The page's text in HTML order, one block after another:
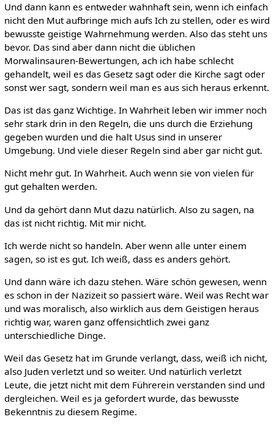
Und dann kann es entweder wahnhaft sein, wenn ich einfach
nicht den Mut aufbringe mich aufs Ich zu stellen, oder es wird
bewusste geistige Wahrnehmung werden. Also das steht uns
bevor. Das sind aber dann nicht die üblichen
Morwalinsauren-Bewertungen, ach ich habe schlecht
gehandelt, weil es das Gesetz sagt oder die Kirche sagt oder
sonst wer sagt, sondern weil man es aus sich heraus erkennt.
Das ist das ganz Wichtige. In Wahrheit leben wir immer noch
sehr stark drin in den Regeln, die uns durch die Erziehung
gegeben wurden und die halt Usus sind in unserer
Umgebung. Und viele dieser Regeln sind aber gar nicht gut.
Nicht mehr gut. In Wahrheit. Auch wenn sie von vielen für
gut gehalten werden.
Und da gehört dann Mut dazu natürlich. Also zu sagen, na
das ist nicht richtig. Mit mir nicht.
Ich werde nicht so handeln. Aber wenn alle unter einem
sagen, so ist es gut. Ich weiß, dass es anders gehört.
Und dann wäre ich dazu stehen. Wäre schön gewesen, wenn
es schon in der Nazizeit so passiert wäre. Weil was Recht war
und was moralisch, also wirklich aus dem Geistigen heraus
richtig war, waren ganz offensichtlich zwei ganz
unterschiedliche Dinge.
Weil das Gesetz hat im Grunde verlangt, dass, weiß ich nicht,
also Juden verletzt und so weiter. Und natürlich verletzt
Leute, die jetzt nicht mit dem Führerein verstanden sind und
dergleichen. Weil es ja gefordert wurde, das bewusste
Bekenntnis zu diesem Regime.